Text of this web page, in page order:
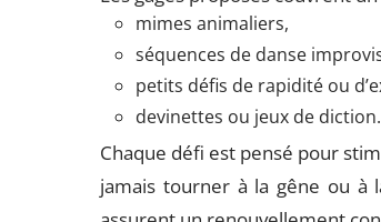
mimes animaliers,
séquences de danse
petits défis de rapidité ou
devinettes ou jeux de diction.
Chaque défi est pensé pour
jamais tourner à la gêne ou à